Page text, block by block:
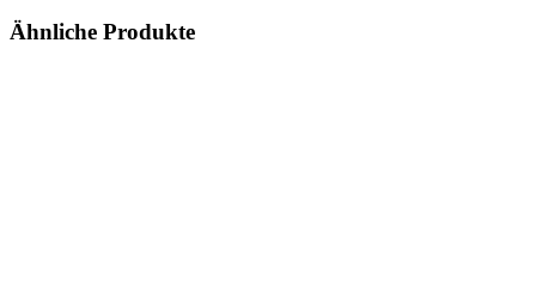
Ähnliche Produkte